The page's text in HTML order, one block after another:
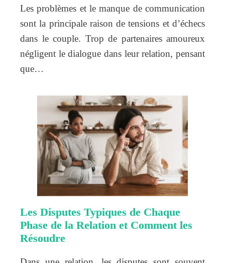
Les problèmes et le manque de communication
sont la principale raison de tensions et d’échecs
dans le couple. Trop de partenaires amoureux
négligent le dialogue dans leur relation, pensant
que…
Les Disputes Typiques de Chaque
Phase de la Relation et Comment les
Résoudre